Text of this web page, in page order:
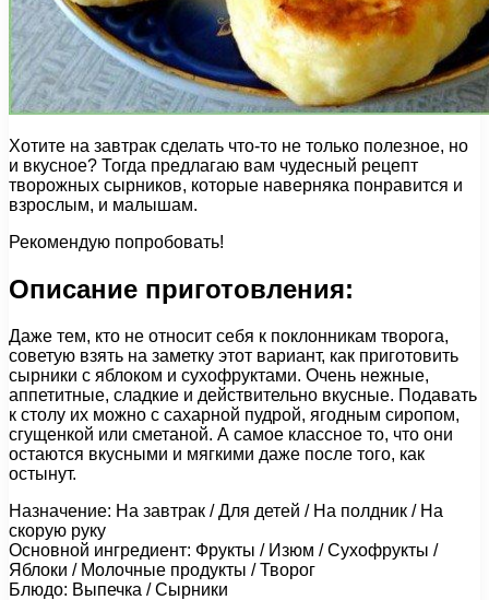
Хотите на завтрак сделать что-то не только полезное, но
и вкусное? Тогда предлагаю вам чудесный рецепт
творожных сырников, которые наверняка понравится и
взрослым, и малышам.
Рекомендую попробовать!
Описание приготовления:
Даже тем, кто не относит себя к поклонникам творога,
советую взять на заметку этот вариант, как приготовить
сырники с яблоком и сухофруктами. Очень нежные,
аппетитные, сладкие и действительно вкусные. Подавать
к столу их можно с сахарной пудрой, ягодным сиропом,
сгущенкой или сметаной. А самое классное то, что они
остаются вкусными и мягкими даже после того, как
остынут.
Назначение: На завтрак / Для детей / На полдник / На
скорую руку
Основной ингредиент: Фрукты / Изюм / Сухофрукты /
Яблоки / Молочные продукты / Творог
Блюдо: Выпечка / Сырники